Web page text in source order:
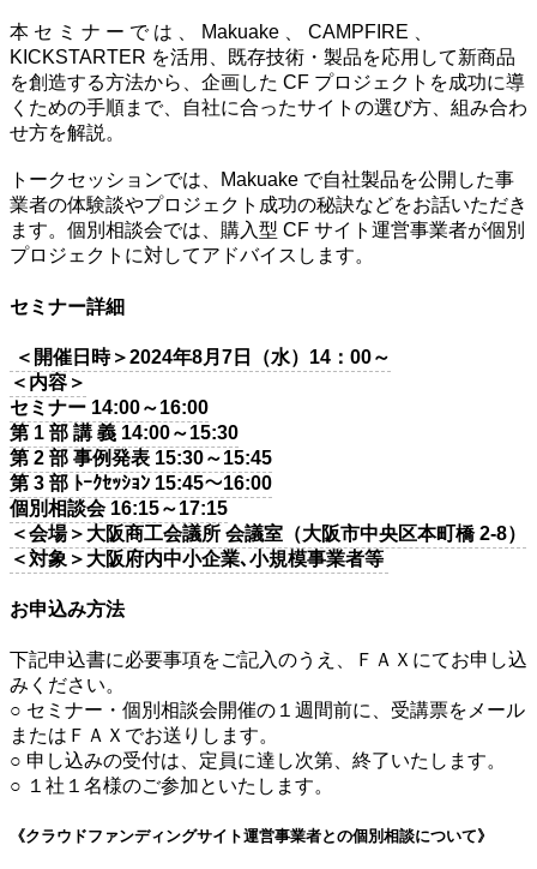
本 セ ミ ナ ー で は 、 Makuake 、 CAMPFIRE 、
KICKSTARTER を活用、既存技術・製品を応用して新商品
を創造する方法から、企画した CF プロジェクトを成功に導
くための手順まで、自社に合ったサイトの選び方、組み合わ
せ方を解説。
トークセッションでは、Makuake で自社製品を公開した事
業者の体験談やプロジェクト成功の秘訣などをお話いただき
ます。個別相談会では、購入型 CF サイト運営事業者が個別
プロジェクトに対してアドバイスします。
セミナー詳細
＜開催日時＞2024年8月7日（水）14：00～
＜内容＞
セミナー 14:00～16:00
第 1 部 講 義 14:00～15:30
第 2 部 事例発表 15:30～15:45
第 3 部 ﾄｰｸｾｯｼｮﾝ 15:45～16:00
個別相談会 16:15～17:15
＜会場＞大阪商工会議所 会議室（大阪市中央区本町橋 2-8）
＜対象＞大阪府内中小企業､小規模事業者等
お申込み方法
下記申込書に必要事項をご記入のうえ、ＦＡＸにてお申し込
みください。
○ セミナー・個別相談会開催の１週間前に、受講票をメール
またはＦＡＸでお送りします。
○ 申し込みの受付は、定員に達し次第、終了いたします。
○ １社１名様のご参加といたします。
《クラウドファンディングサイト運営事業者との個別相談について》